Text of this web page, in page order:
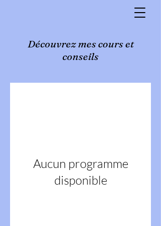
Découvrez mes cours et
conseils
Aucun programme
disponible